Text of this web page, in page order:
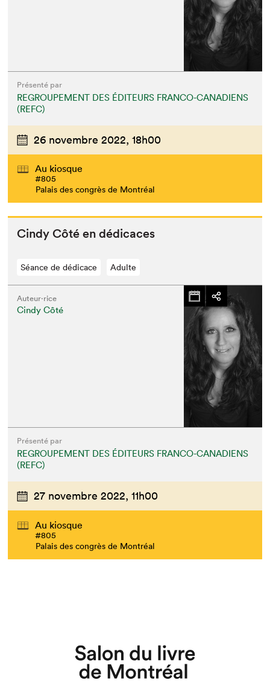
Présenté par
REGROUPEMENT DES ÉDITEURS FRANCO-CANADIENS
(REFC)
26 novembre 2022, 18h00
Au kiosque
#805
Palais des congrès de Montréal
Cindy Côté en dédicaces
Séance de dédicace Adulte
Auteur·rice
Cindy Côté
Présenté par
REGROUPEMENT DES ÉDITEURS FRANCO-CANADIENS
(REFC)
27 novembre 2022, 11h00
Au kiosque
#805
Palais des congrès de Montréal